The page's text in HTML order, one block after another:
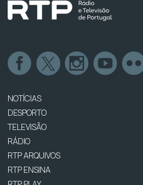
NOTÍCIAS
DESPORTO
TELEVISÃO
RÁDIO
RTP ARQUIVOS
RTP ENSINA